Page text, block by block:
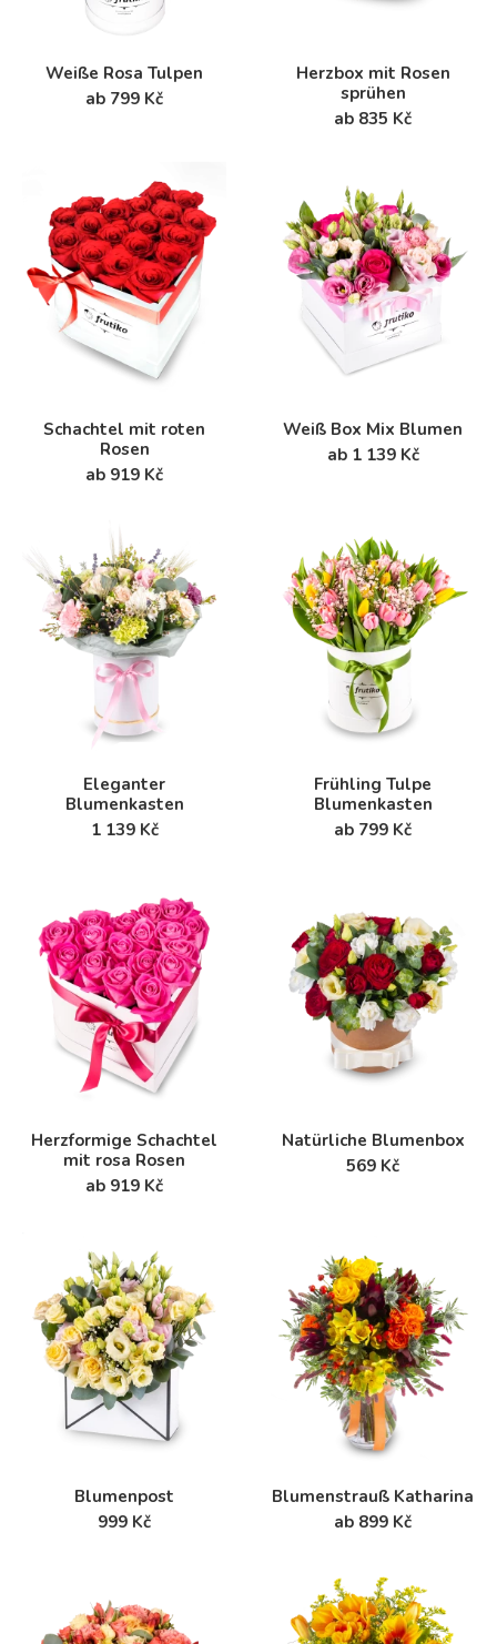
Weiße Rosa Tulpen
ab 799 Kč
Herzbox mit Rosen
sprühen
ab 835 Kč
Schachtel mit roten
Rosen
ab 919 Kč
Weiß Box Mix Blumen
ab 1 139 Kč
Eleganter
Blumenkasten
1 139 Kč
Frühling Tulpe
Blumenkasten
ab 799 Kč
Herzformige Schachtel
mit rosa Rosen
ab 919 Kč
Natürliche Blumenbox
569 Kč
Blumenpost
999 Kč
Blumenstrauß Katharina
ab 899 Kč